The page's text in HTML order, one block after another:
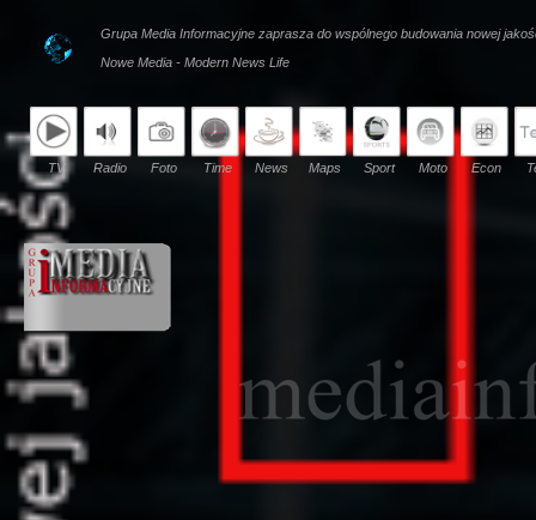
Grupa Media Informacyjne zaprasza do wspólnego budowania nowej
Nowe Media - Modern News Life
TV Radio Foto Time News Maps Sport Moto Econ